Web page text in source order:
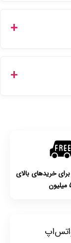
استعلام هستند.
انتخاب کنید و برای شهرستان‌ها بین یک الی ۳ روز کاری از طریق
خریدهای بالای